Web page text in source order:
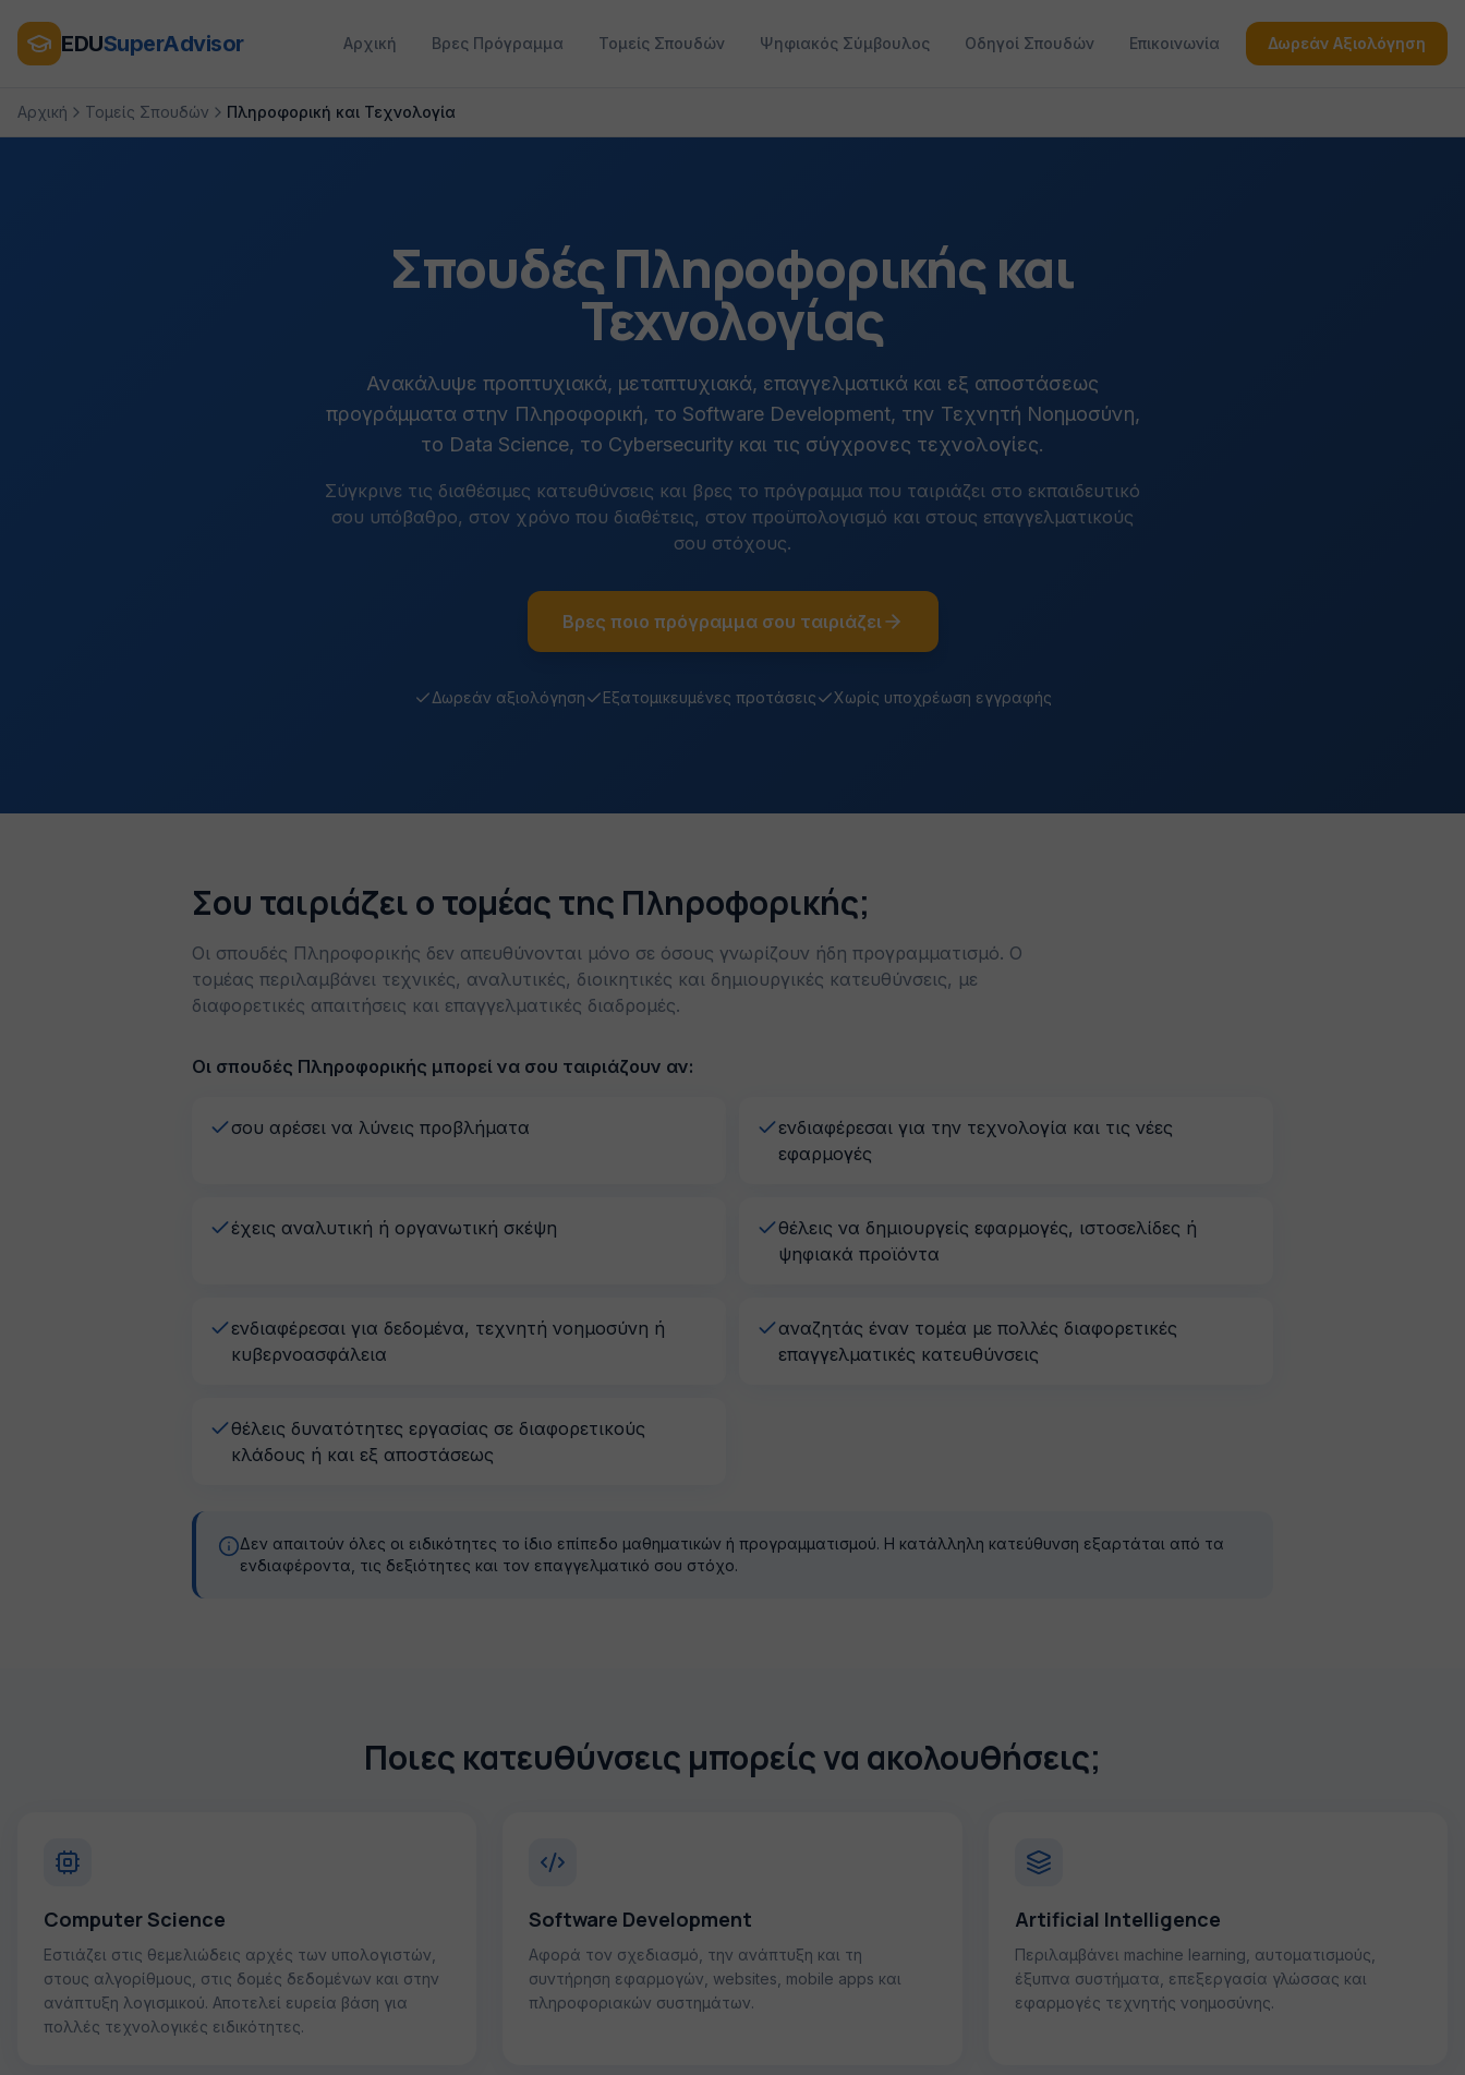
EDUSuperAdvisor Αρχική Βρες Πρόγραμμα Τομείς Σπουδών Ψηφιακός Σύμβουλος Οδηγοί Σπουδών Επικοινωνία Δωρεάν Αξιολόγηση
Αρχική Τομείς Σπουδών Πληροφορική και Τεχνολογία
Σπουδές Πληροφορικής και
Τεχνολογίας
Ανακάλυψε προπτυχιακά, μεταπτυχιακά, επαγγελματικά και εξ αποστάσεως
προγράμματα στην Πληροφορική, το Software Development, την Τεχνητή Νοημοσύνη,
το Data Science, το Cybersecurity και τις σύγχρονες τεχνολογίες.
Σύγκρινε τις διαθέσιμες κατευθύνσεις και βρες το πρόγραμμα που ταιριάζει στο εκπαιδευτικό
σου υπόβαθρο, στον χρόνο που διαθέτεις, στον προϋπολογισμό και στους επαγγελματικούς
σου στόχους.
Βρες ποιο πρόγραμμα σου ταιριάζει
Δωρεάν αξιολόγηση Εξατομικευμένες προτάσεις Χωρίς υποχρέωση εγγραφής
Σου ταιριάζει ο τομέας της Πληροφορικής;
Οι σπουδές Πληροφορικής δεν απευθύνονται μόνο σε όσους γνωρίζουν ήδη προγραμματισμό. Ο
τομέας περιλαμβάνει τεχνικές, αναλυτικές, διοικητικές και δημιουργικές κατευθύνσεις, με
διαφορετικές απαιτήσεις και επαγγελματικές διαδρομές.
Οι σπουδές Πληροφορικής μπορεί να σου ταιριάζουν αν:
σου αρέσει να λύνεις προβλήματα
ενδιαφέρεσαι για την τεχνολογία και τις νέες
εφαρμογές
έχεις αναλυτική ή οργανωτική σκέψη
θέλεις να δημιουργείς εφαρμογές, ιστοσελίδες ή
ψηφιακά προϊόντα
ενδιαφέρεσαι για δεδομένα, τεχνητή νοημοσύνη ή
κυβερνοασφάλεια
αναζητάς έναν τομέα με πολλές διαφορετικές
επαγγελματικές κατευθύνσεις
θέλεις δυνατότητες εργασίας σε διαφορετικούς
κλάδους ή και εξ αποστάσεως
Δεν απαιτούν όλες οι ειδικότητες το ίδιο επίπεδο μαθηματικών ή προγραμματισμού. Η κατάλληλη κατεύθυνση εξαρτάται από τα
ενδιαφέροντα, τις δεξιότητες και τον επαγγελματικό σου στόχο.
Ποιες κατευθύνσεις μπορείς να ακολουθήσεις;
Computer Science
Εστιάζει στις θεμελιώδεις αρχές των υπολογιστών,
στους αλγορίθμους, στις δομές δεδομένων και στην
ανάπτυξη λογισμικού. Αποτελεί ευρεία βάση για
πολλές τεχνολογικές ειδικότητες.
Software Development
Αφορά τον σχεδιασμό, την ανάπτυξη και τη
συντήρηση εφαρμογών, websites, mobile apps και
πληροφοριακών συστημάτων.
Artificial Intelligence
Περιλαμβάνει machine learning, αυτοματισμούς,
έξυπνα συστήματα, επεξεργασία γλώσσας και
εφαρμογές τεχνητής νοημοσύνης.